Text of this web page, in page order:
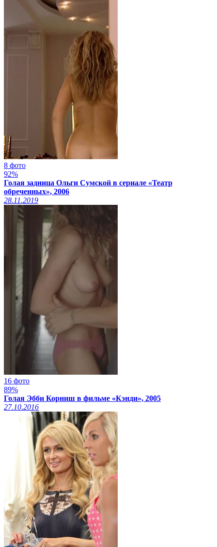
8 фото
92%
Голая задница Ольги Сумской в сериале «Театр
обреченных», 2006
28.11.2019
16 фото
89%
Голая Эбби Корниш в фильме «Кэнди», 2005
27.10.2016